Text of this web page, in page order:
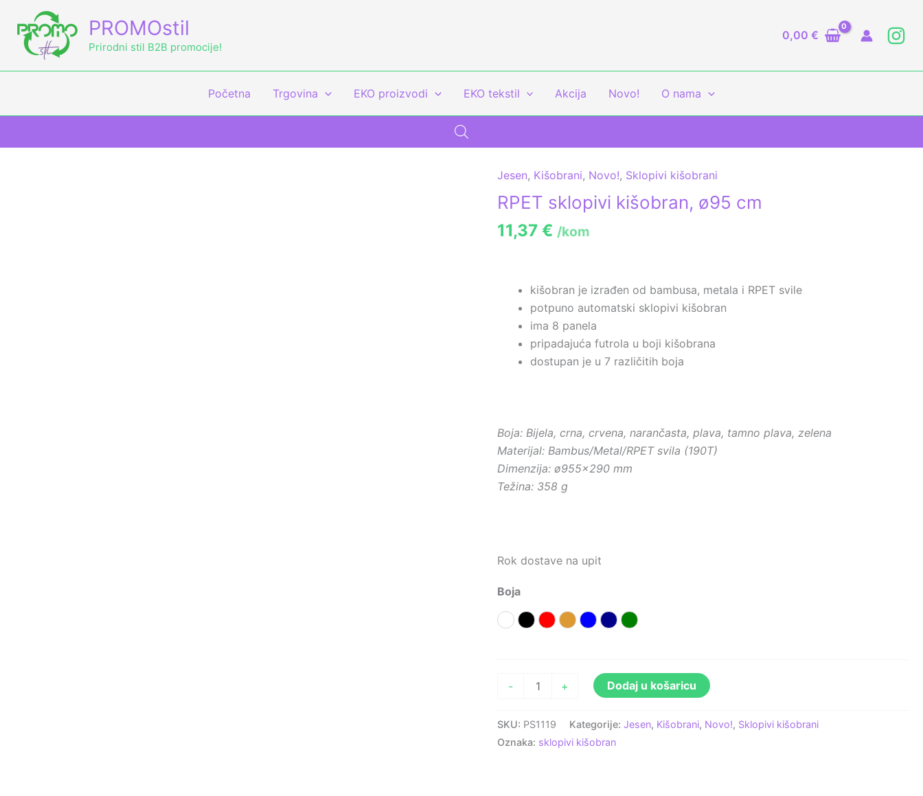
content
PROMOstil
Prirodni stil B2B promocije!
0,00 €
Početna Trgovina EKO proizvodi EKO tekstil Akcija Novo! O nama
Jesen, Kišobrani, Novo!, Sklopivi kišobrani
RPET sklopivi kišobran, ø95 cm
11,37€ /kom
kišobran je izrađen od bambusa, metala i RPET svile
potpuno automatski sklopivi kišobran
ima 8 panela
pripadajuća futrola u boji kišobrana
dostupan je u 7 različitih boja
Boja: Bijela, crna, crvena, narančasta, plava, tamno plava, zelena
Materijal: Bambus/Metal/RPET svila (190T)
Dimenzija: ø955×290 mm
Težina: 358 g
Rok dostave na upit
Boja
BijelaCrnaCrvenaNarančasta
PlavaTamno plava
Zelena
-
RPET
sklopivi
ø95
+ Dodaj u košaricu
SKU: PS1119 Kategorije:Jesen, Kišobrani, Novo!, Sklopivi kišobrani
Oznaka: sklopivi kišobran